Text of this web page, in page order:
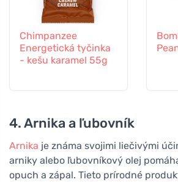
Chimpanzee
Energetická tyčinka
- kešu karamel 55g
4. Arnika a ľubovník
Arnika je známa svojimi liečivými
arniky alebo ľubovníkový olej
opuch a zápal. Tieto prírodné